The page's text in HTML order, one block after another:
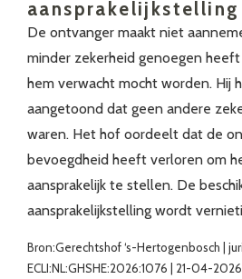
De ontvanger maakt niet
minder zekerheid genoegen
hem verwacht mocht worden. Hij
aangetoond dat geen andere
waren. Het hof oordeelt dat de
bevoegdheid heeft verloren om
aansprakelijk te stellen. De
aansprakelijkstelling wordt
Bron:Gerechtshof ‘s-Hertogenbosch |
ECLI:NL:GHSHE:2026:1076 | 21-04-2026